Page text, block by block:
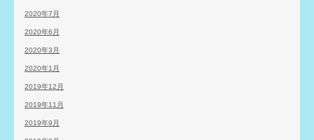
2020年7月
2020年6月
2020年3月
2020年1月
2019年12月
2019年11月
2019年9月